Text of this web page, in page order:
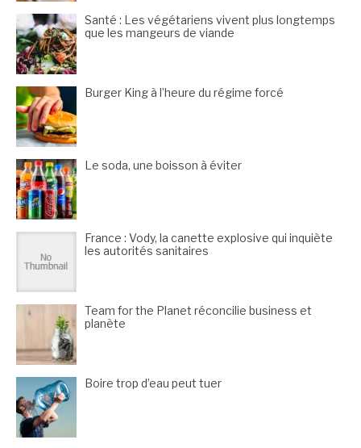
Santé : Les végétariens vivent plus longtemps
que les mangeurs de viande
Burger King à l’heure du régime forcé
Le soda, une boisson à éviter
France : Vody, la canette explosive qui inquiète
les autorités sanitaires
Team for the Planet réconcilie business et
planète
Boire trop d’eau peut tuer